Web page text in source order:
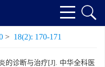
> 18(2): 170-171
的诊断与治疗[J]. 中华全科医